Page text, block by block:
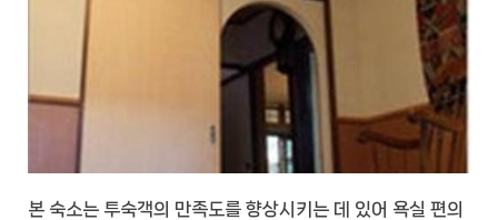
본 숙소는 투숙객의 만족도를 향상시키는 데 있어 욕실 편의